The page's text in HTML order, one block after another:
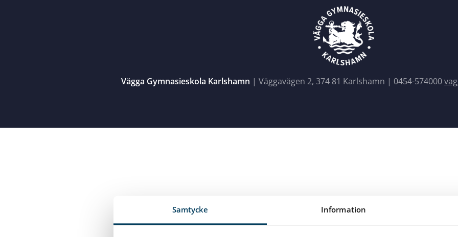
Samtycke Information
Vägga Gymnasieskola Karlshamn | Väggavägen 2, 374 81 Karlshamn | 0454-574000